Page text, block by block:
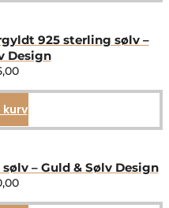
925 sterling sølv –
Design
– Guld & Sølv Design